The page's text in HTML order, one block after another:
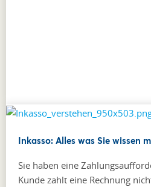
Inkasso: Alles was Sie wissen
Sie haben eine
Kunde zahlt eine Rechnung